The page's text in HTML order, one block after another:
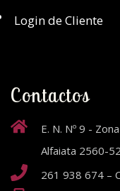
Login de Cliente
Contactos
E. N. Nº 9 -
Alfaiata 2560-
261 938 674 –